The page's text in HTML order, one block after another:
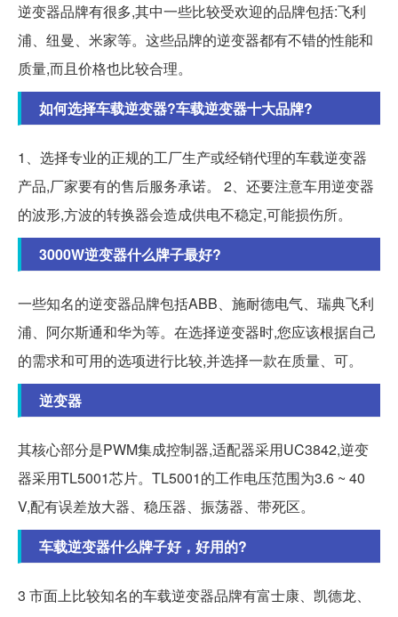
逆变器品牌有很多,其中一些比较受欢迎的品牌包括:飞利
浦、纽曼、米家等。这些品牌的逆变器都有不错的性能和
质量,而且价格也比较合理。
如何选择车载逆变器?车载逆变器十大品牌?
1、选择专业的正规的工厂生产或经销代理的车载逆变器
产品,厂家要有的售后服务承诺。 2、还要注意车用逆变器
的波形,方波的转换器会造成供电不稳定,可能损伤所。
3000W逆变器什么牌子最好?
一些知名的逆变器品牌包括ABB、施耐德电气、瑞典飞利
浦、阿尔斯通和华为等。在选择逆变器时,您应该根据自己
的需求和可用的选项进行比较,并选择一款在质量、可。
逆变器
其核心部分是PWM集成控制器,适配器采用UC3842,逆变
器采用TL5001芯片。TL5001的工作电压范围为3.6 ~ 40
V,配有误差放大器、稳压器、振荡器、带死区。
车载逆变器什么牌子好，好用的?
3 市面上比较知名的车载逆变器品牌有富士康、凯德龙、